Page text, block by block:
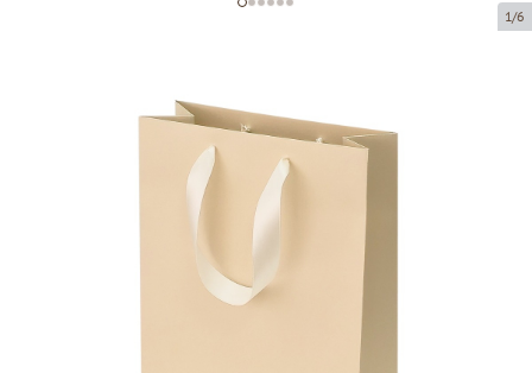
1/6
Smėlio spalvos popieriniai
maišeliai su atlasinio kaspino